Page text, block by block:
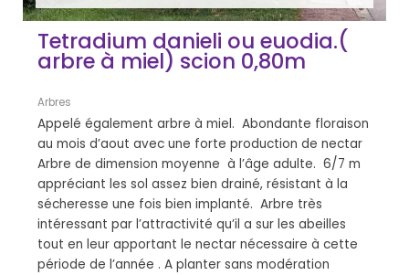
Tetradium danieli ou euodia.(
arbre à miel) scion 0,80m
Arbres
Appelé également arbre à miel. Abondante floraison
au mois d’aout avec une forte production de nectar
Arbre de dimension moyenne à l’âge adulte. 6/7 m
appréciant les sol assez bien drainé, résistant à la
sécheresse une fois bien implanté. Arbre très
intéressant par l’attractivité qu’il a sur les abeilles
tout en leur apportant le nectar nécessaire à cette
période de l’année . A planter sans modération